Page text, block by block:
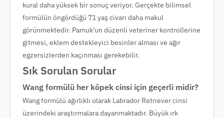
kural daha yüksek bir sonuç veriyor. Gerçekte bilimsel
formülün öngördüğü 71 yaş civarı daha makul
görünmektedir. Pamuk'un düzenli veteriner kontrollerine
gitmesi, eklem destekleyici besinler alması ve ağır
egzersizlerden kaçınması gerekebilir.
Sık Sorulan Sorular
Wang formülü her köpek cinsi için geçerli midir?
Wang formülü ağırlıklı olarak Labrador Retriever cinsi
üzerindeki araştırmalara dayanmaktadır. Büyük ırk